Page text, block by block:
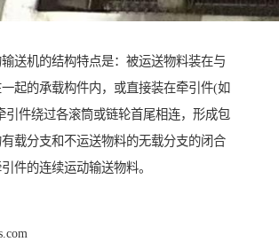
送机的结构特点是：被运送物料装在与
起的承载构件内，或直接装在牵引件(如
引件绕过各滚筒或链轮首尾相连，形成包
载分支和不运送物料的无载分支的闭合
件的连续运动输送物料。